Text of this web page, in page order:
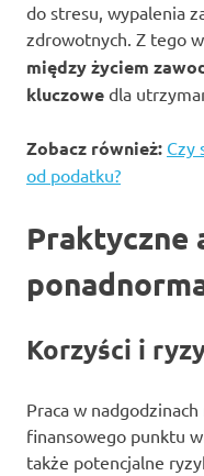
do stresu, wypalenia
zdrowotnych. Z tego
między życiem
kluczowe dla
Zobacz również: Czy
od podatku?
Praktyczne
Korzyści i
Praca w
finansowego punktu
także potencjalne